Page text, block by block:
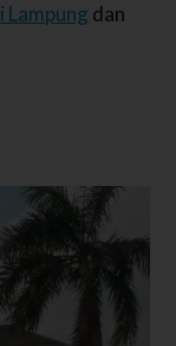
Lampung dan